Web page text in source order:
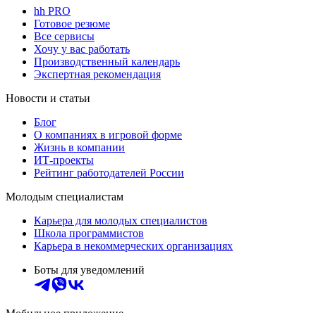
hh PRO
Готовое резюме
Все сервисы
Хочу у вас работать
Производственный календарь
Экспертная рекомендация
Новости и статьи
Блог
О компаниях в игровой форме
Жизнь в компании
ИТ-проекты
Рейтинг работодателей России
Молодым специалистам
Карьера для молодых специалистов
Школа программистов
Карьера в некоммерческих организациях
Боты для уведомлений